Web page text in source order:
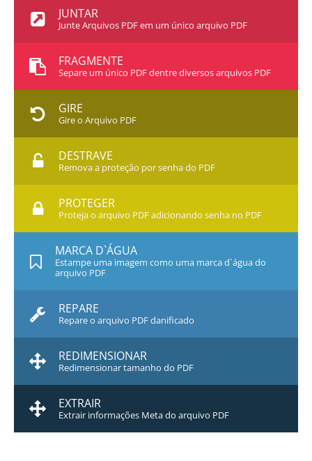
JUNTAR
Junte Arquivos PDF em um único arquivo PDF
FRAGMENTE
Separe um único PDF dentre diversos arquivos PDF
GIRE
Gire o Arquivo PDF
DESTRAVE
Remova a proteção por senha do PDF
PROTEGER
Proteja o arquivo PDF adicionando senha no PDF
MARCA D`ÁGUA
Estampe uma imagem como uma marca d`água do
arquivo PDF
REPARE
Repare o arquivo PDF danificado
REDIMENSIONAR
Redimensionar tamanho do PDF
EXTRAIR
Extrair informações Meta do arquivo PDF